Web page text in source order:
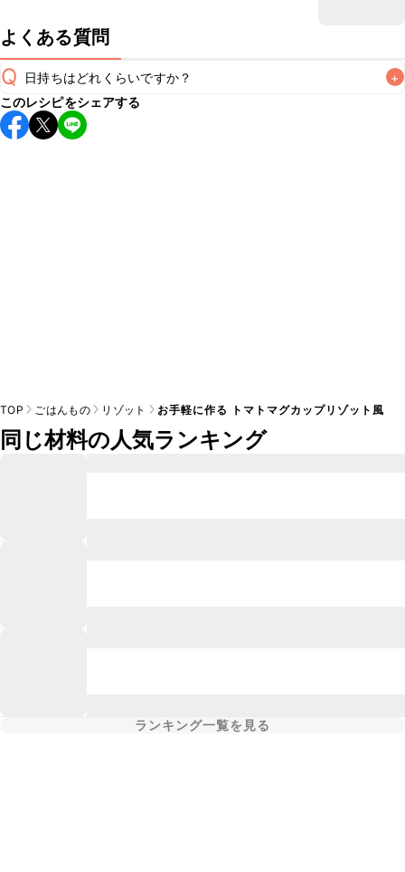
よくある質問
Q 日持ちはどれくらいですか？ +
こちらのレシピは出来たてをお召し上がりいただくことをお
すすめします。
このレシピをシェアする
TOP ごはんもの リゾット お手軽に作る トマトマグカップリゾット風
同じ材料の人気ランキング
ランキング一覧を見る